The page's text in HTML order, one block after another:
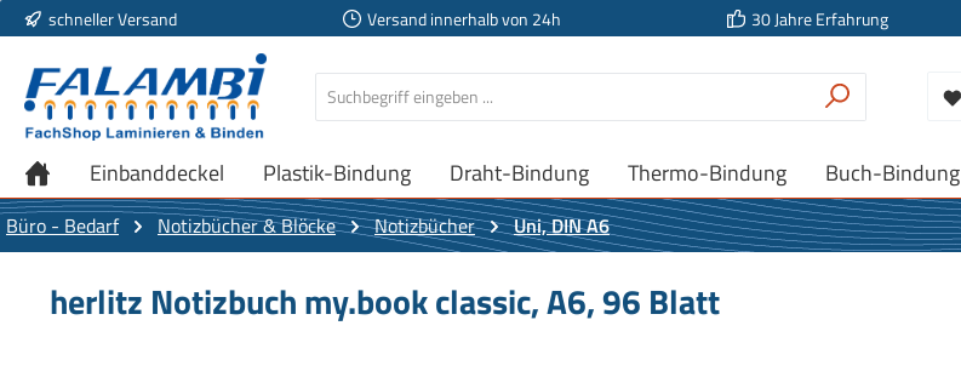
Hauptinhalt springen
Zur Suche springen
Zur Hauptnavigation springen
schneller Versand Versand innerhalb von 24h 30 Jahre Erfahrung
Einbanddeckel Plastik-Bindung Draht-Bindung Thermo-Bindung Buch-Bindung
Büro - Bedarf Notizbücher & Blöcke Notizbücher Uni, DIN A6
herlitz Notizbuch my.book classic, A6, 96 Blatt